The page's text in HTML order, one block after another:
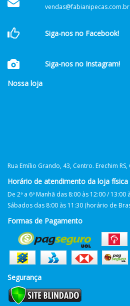
vendas@fabianipecas.com.br
Siga-nos no Facebook!
Siga-nos no Instagram!
Nossa loja
Rua Emílio Grando, 43, Centro. Erechim RS,
Horário de atendimento da loja física
De 2ª a 6ª Manhã das 8:00 às 12:00 / 13:00
Sábados das 8:00 às 11:30 (horário de
Formas de Pagamento
Segurança